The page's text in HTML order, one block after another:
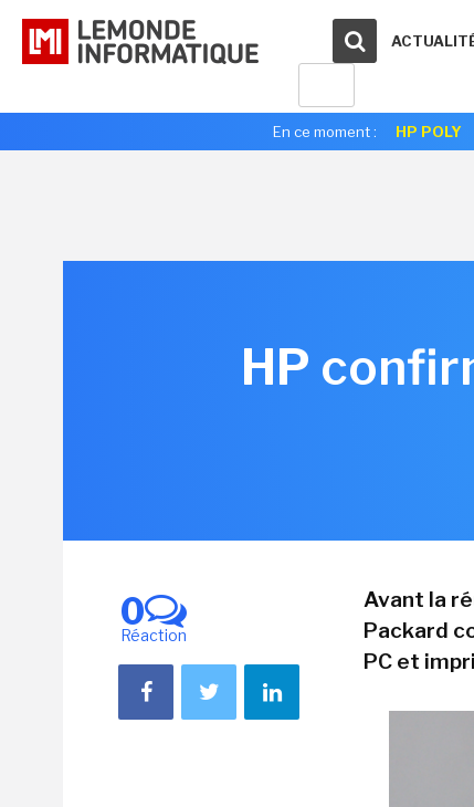
En ce moment : HP POLY
HP
0
Réaction
Avant la
Packard
PC et